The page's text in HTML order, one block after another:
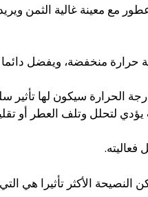
مع معينة غالية الثمن
حرارة منخفضة، ويفضل
الحرارة سيكون لها تأثير
لتحلل وتلف العطر أو
الأكثر تأثيرا هي